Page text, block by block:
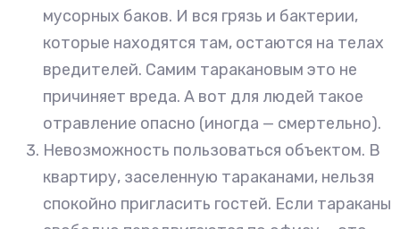
мусорных баков. И вся грязь и бактерии,
которые находятся там, остаются на телах
вредителей. Самим таракановым это не
причиняет вреда. А вот для людей такое
отравление опасно (иногда — смертельно).
Невозможность пользоваться объектом. В
квартиру, заселенную тараканами, нельзя
спокойно пригласить гостей. Если тараканы